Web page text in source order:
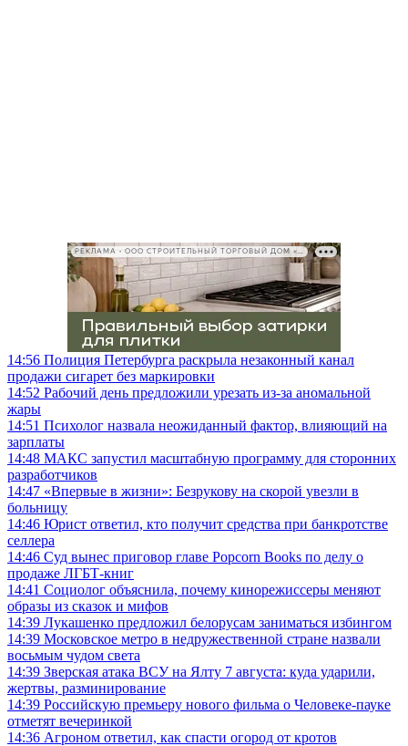
РЕКЛАМА • ООО СТРОИТЕЛЬНЫЙ ТОРГОВЫЙ ДОМ «ПЕТРОВИЧ», ИНН 7802348846
14:56 Полиция Петербурга раскрыла незаконный канал
продажи сигарет без маркировки
14:52 Рабочий день предложили урезать из-за аномальной
жары
14:51 Психолог назвала неожиданный фактор, влияющий на
зарплаты
14:48 МАКС запустил масштабную программу для сторонних
разработчиков
14:47 «Впервые в жизни»: Безрукову на скорой увезли в
больницу
14:46 Юрист ответил, кто получит средства при банкротстве
селлера
14:46 Суд вынес приговор главе Popcorn Books по делу о
продаже ЛГБТ-книг
14:41 Социолог объяснила, почему кинорежиссеры меняют
образы из сказок и мифов
14:39 Лукашенко предложил белорусам заниматься избингом
14:39 Московское метро в недружественной стране назвали
восьмым чудом света
14:39 Зверская атака ВСУ на Ялту 7 августа: куда ударили,
жертвы, разминирование
14:39 Российскую премьеру нового фильма о Человеке-пауке
отметят вечеринкой
14:36 Агроном ответил, как спасти огород от кротов